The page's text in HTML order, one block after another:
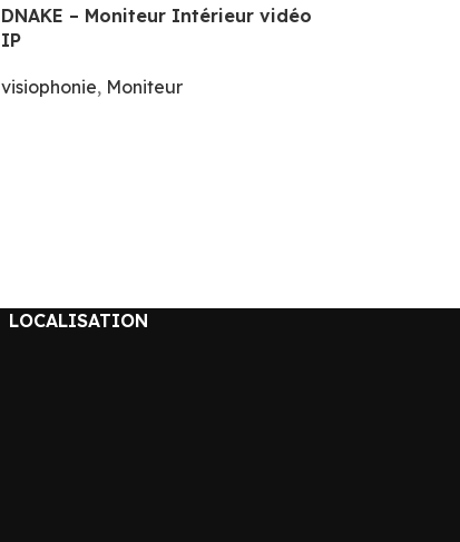
DNAKE – Moniteur Intérieur vidéo
IP
visiophonie, Moniteur
LOCALISATION